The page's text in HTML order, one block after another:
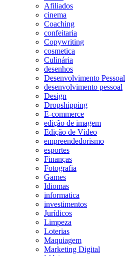
Afiliados
cinema
Coaching
confeitaria
Copywriting
cosmetica
Culinária
desenhos
Desenvolvimento Pessoal
desenvolvimento pessoal
Design
Dropshipping
E-commerce
edição de imagem
Edição de Vídeo
empreendedorismo
esportes
Finanças
Fotografia
Games
Idiomas
informatica
investimentos
Jurídicos
Limpeza
Loterias
Maquiagem
Marketing Digital